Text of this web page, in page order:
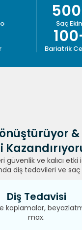
Saç
500
Bariatrik
100
&
güvenlik ve kalıcı etki
diş tedavileri ve
Diş Tedavisi
kaplamalar,
max.